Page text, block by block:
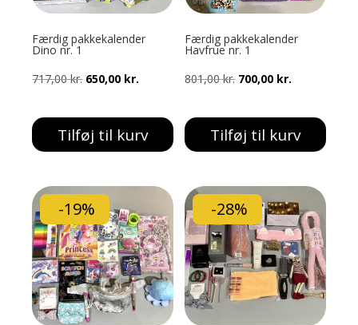
Færdig pakkekalender
Dino nr. 1
717,00kr. Den
pris
var:
650,00 kr.
pris
er:
Tilføj til kurv
Færdig pakkekalender
Havfrue nr. 1
801,00kr. Den
pris
var:
700,00 kr.
pris
er:
Tilføj til kurv
-19% -28%